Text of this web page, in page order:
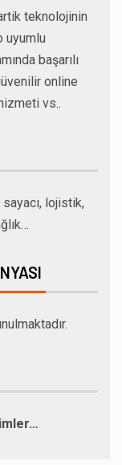
teknolojinin
uyumlu
başarılı
online
vs..
lojistik,